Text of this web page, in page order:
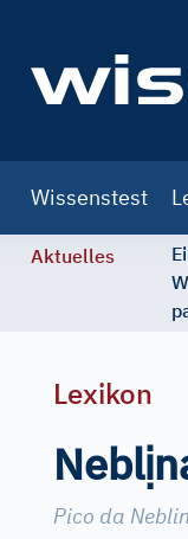
navigation
Wissenstest
Aktuelles
Lexikon
Neblị
Pico da